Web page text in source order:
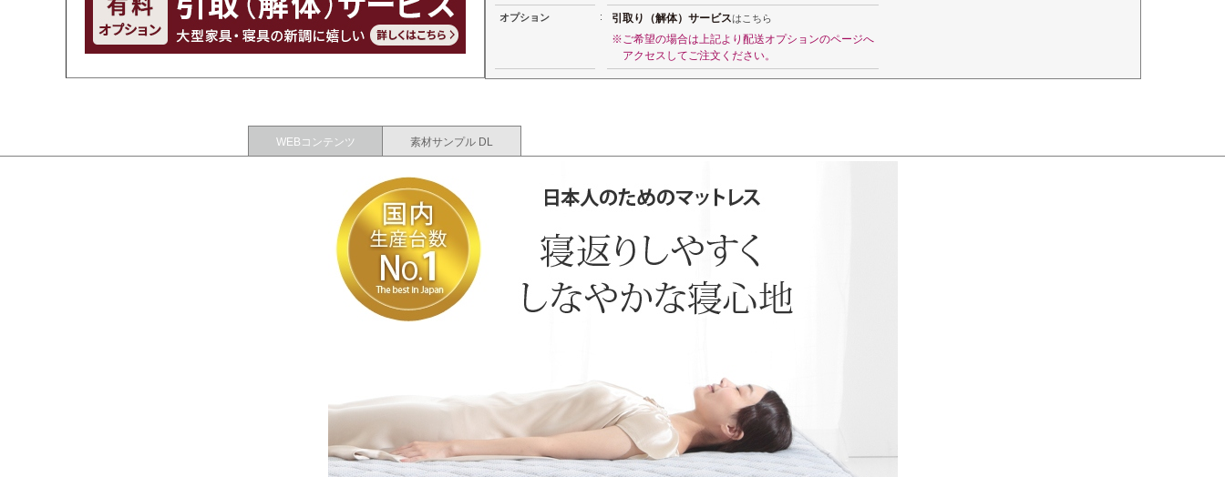
オプション : 引取り（解体）サービスはこちら
※ご希望の場合は上記より配送オプションのページへ
アクセスしてご注文ください。
WEBコンテンツ 素材サンプル DL